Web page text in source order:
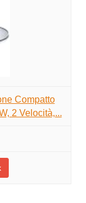
Compatto
2 Velocità,...